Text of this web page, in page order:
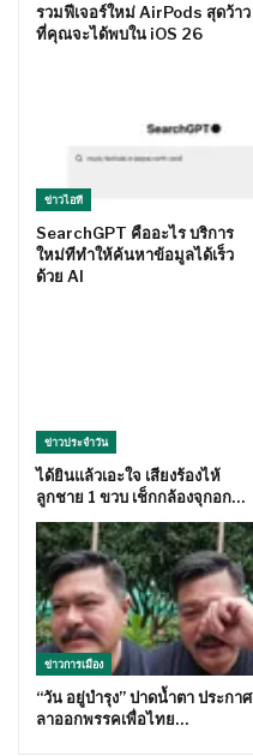
รวมฟีเจอร์ใหม่ AirPods สุดว้าว
ที่คุณจะได้พบใน iOS 26
ข่าวไอที
SearchGPT คืออะไร บริการ
ใหม่ทีทำให้ค้นหาข้อมูลได้เร็ว
ด้วย AI
ข่าวประจำวัน
ได้ยินแล้วเอะใจ เสียงร้องไห้
ลูกชาย 1 ขวบ เช็กกล้องจุกอก…
ข่าวการเมือง
“วัน อยู่บำรุง” ปาดน้ำตา ประกาศ
ลาออกพรรคเพื่อไทย…